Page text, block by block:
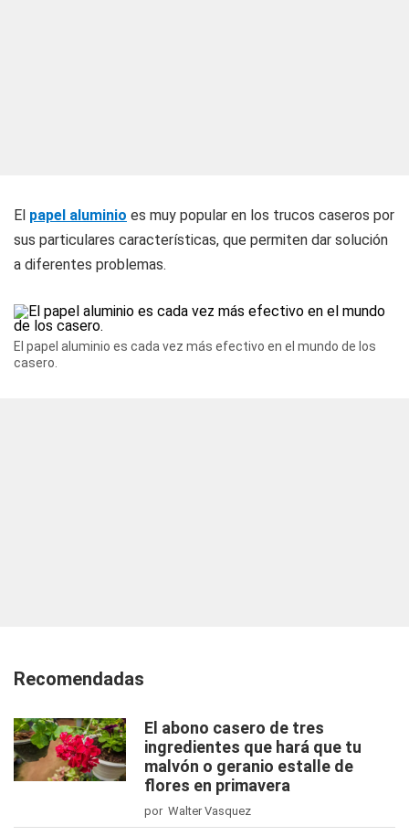
El papel aluminio es muy popular en los trucos caseros por
sus particulares características, que permiten dar solución
a diferentes problemas.
El papel aluminio es cada vez más efectivo en el mundo de los
casero.
Recomendadas
El abono casero de tres
ingredientes que hará que tu
malvón o geranio estalle de
flores en primavera
por Walter Vasquez